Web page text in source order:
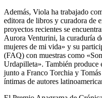
Además, Viola ha trabajado
editora de libros y curadora de
proyectos recientes se
Aurora Venturini, la curaduría
mujeres de mi vida» y su
(FAQ) con muestras como
Urdapilleta». También produce
junto a Franco Torchia y
íntimas de autores